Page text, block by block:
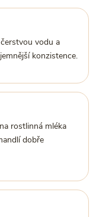
vodu a
konzistence.
rostlinná mléka
dobře